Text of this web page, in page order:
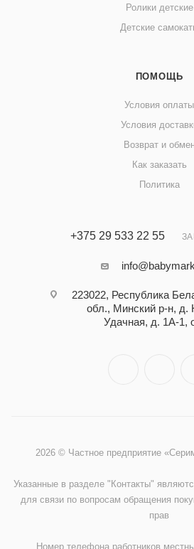
Ролики детские
Детские
ПОМОЩЬ
Условия оплаты
Условия
Возврат и
Как заказать
Политика
+375 29 533 22 55
223022, Республика
обл., Минский р-н, д.
Удачная, д. 1А-1,
2026 © Частное предприятие
Указанные в разделе "Контакты"
для связи по вопросам обращения
прав
Номер телефона работников